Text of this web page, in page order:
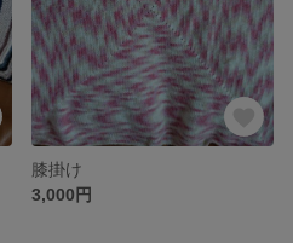
膝掛け
3,000円